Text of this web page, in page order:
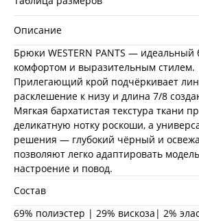
Описание
Брюки WESTERN PANTS — идеальный
комфортом и выразительным стилем.
Прилегающий крой подчёркивает
расклешение к низу и длина 7/8
Мягкая бархатистая текстура ткани
деликатную нотку роскоши, а
решения — глубокий чёрный и
позволяют легко адаптировать
настроение и повод.
Состав
69% полиэстер | 29% вискоза| 2%